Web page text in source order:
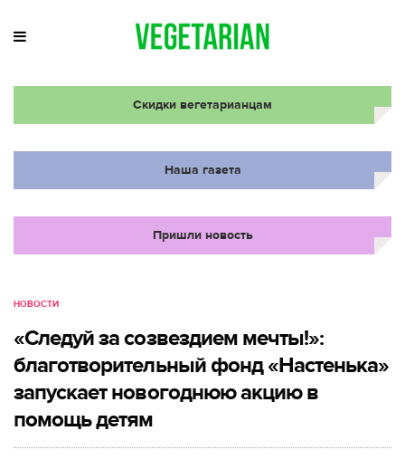
Скидки вегетарианцам
Наша газета
Пришли новость
НОВОСТИ
«Следуй за созвездием мечты!»:
благотворительный фонд «Настенька»
запускает новогоднюю акцию в
помощь детям